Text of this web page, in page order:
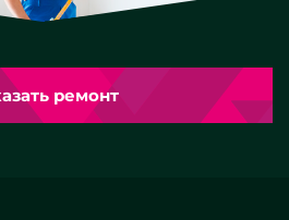
ремонт